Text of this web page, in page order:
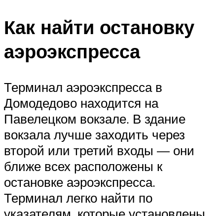
Как найти остановку
аэроэкспресса
Терминал аэроэкспресса в
Домодедово находится на
Павелецком вокзале. В здание
вокзала лучше заходить через
второй или третий входы — они
ближе всех расположены к
остановке аэроэкспресса.
Терминал легко найти по